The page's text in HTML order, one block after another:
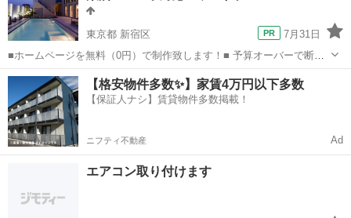
東京都 新宿区
7月31日
■ホームページを無料（0円）で制作致します！■ 予算オーバーで断念
した方も諦めないで下さい。 HP作成費用、ドメイン費用、サーバー費
用は一切発生致しません。 初期費用、完全無料の0円で高品質なホー
ムページが持てます...
東京 新宿区 その他 無料
【格安物件多数✨】家賃4万円以下多数
【保証人ナシ】賃貸物件多数掲載！
ニフティ不動産 Ad
エアコン取り付けます